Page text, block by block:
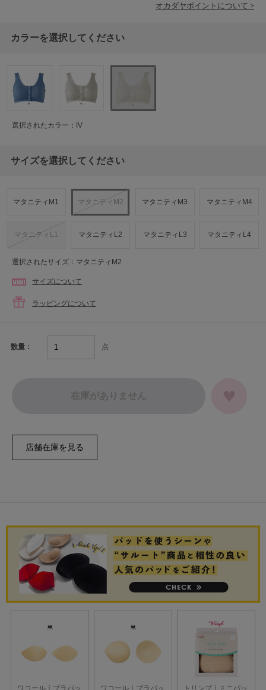
オカダヤポイントについて >
カラーを選択してください
選択されたカラー：IV
サイズを選択してください
マタニティM1 マタニティM2 マタニティM3 マタニティM4
マタニティL1 マタニティL2 マタニティL3 マタニティL4
選択されたサイズ：マタニティM2
サイズについて
ラッピングについて
数量： 点
在庫がありません